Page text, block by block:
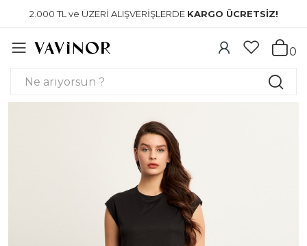
2.000 TL ve ÜZERİ ALIŞVERİŞLERDE KARGO ÜCRETSİZ!
0